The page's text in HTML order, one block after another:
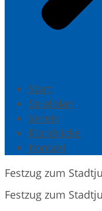
Start
Spielplan
Verein
Rückblicke
Kontakt
Festzug zum
Festzug zum